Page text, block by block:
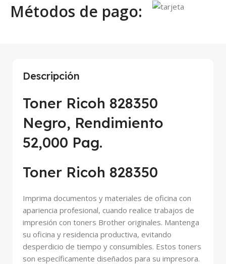
Métodos de pago:
Descripción
Toner Ricoh 828350
Negro, Rendimiento
52,000 Pag.
Toner Ricoh 828350
Imprima documentos y materiales de oficina con
apariencia profesional, cuando realice trabajos de
impresión con toners Brother originales. Mantenga
su oficina y residencia productiva, evitando
desperdicio de tiempo y consumibles. Estos toners
son específicamente diseñados para su impresora.